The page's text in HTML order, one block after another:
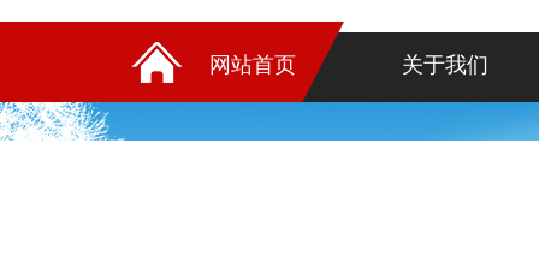
网站首页 关于我们